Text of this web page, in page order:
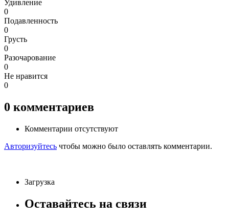
Удивление
0
Подавленность
0
Грусть
0
Разочарование
0
Не нравится
0
0 комментариев
Комментарии отсутствуют
Авторизуйтесь чтобы можно было оставлять комментарии.
Загрузка
Оставайтесь на связи